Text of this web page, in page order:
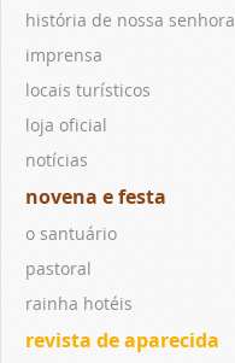
história de nossa senhora
imprensa
locais turísticos
loja oficial
notícias
novena e festa
o santuário
pastoral
rainha hotéis
revista de aparecida